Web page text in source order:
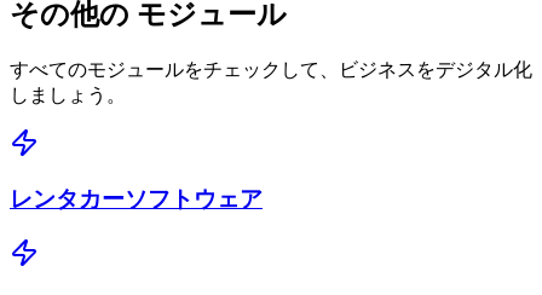
その他の モジュール
すべてのモジュールをチェックして、ビジネスをデジタル化
しましょう。
レンタカーソフトウェア